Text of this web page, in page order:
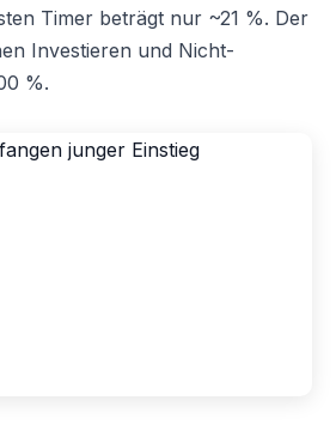
Timer beträgt nur ~21 %. Der
Investieren und Nicht-
%.